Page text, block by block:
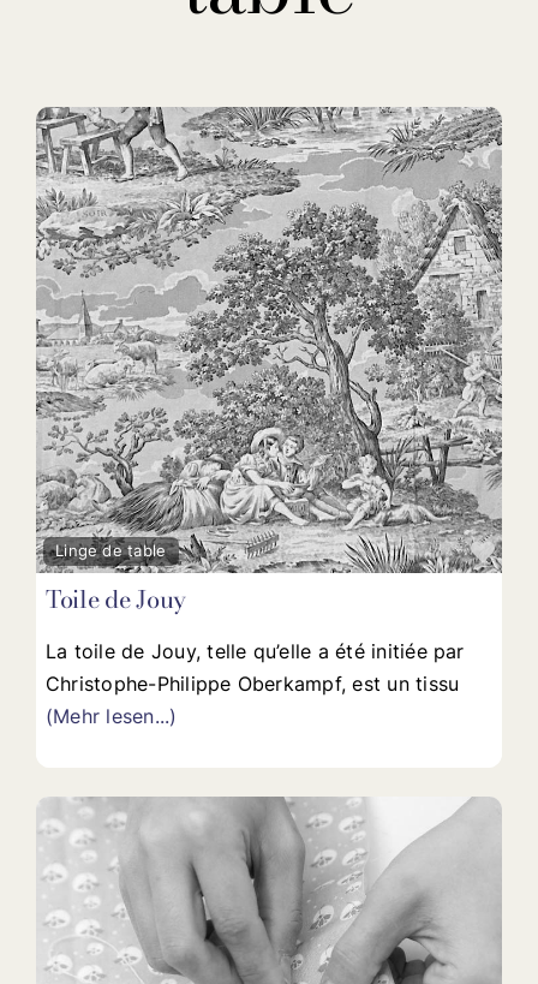
Linge de table
Toile de Jouy
La toile de Jouy, telle qu’elle a été initiée par
Christophe-Philippe Oberkampf, est un tissu
(Mehr lesen...)